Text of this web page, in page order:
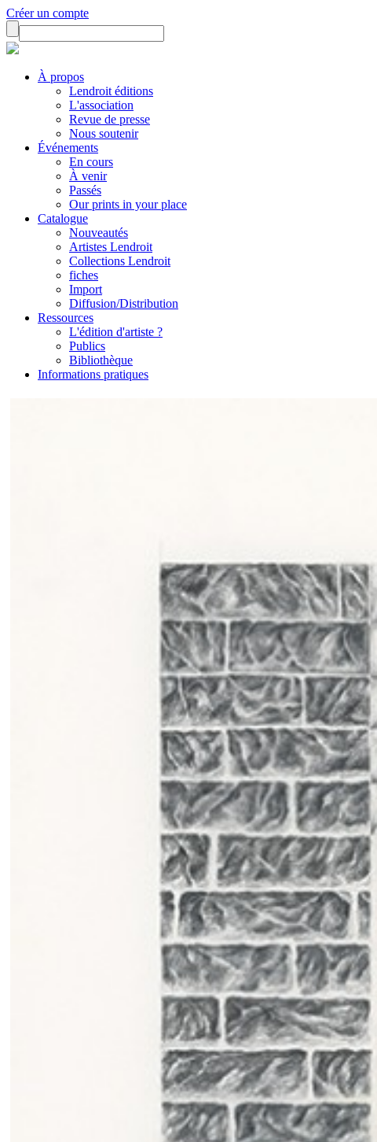
Créer un compte
À propos
Lendroit éditions
L'association
Revue de presse
Nous soutenir
Événements
En cours
À venir
Passés
Our prints in your place
Catalogue
Nouveautés
Artistes Lendroit
Collections Lendroit
fiches
Import
Diffusion/Distribution
Ressources
L'édition d'artiste ?
Publics
Bibliothèque
Informations pratiques